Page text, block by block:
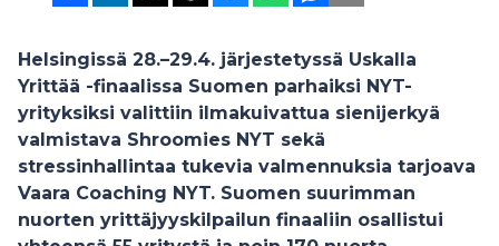
Helsingissä 28.–29.4. järjestetyssä Uskalla
Yrittää -finaalissa Suomen parhaiksi NYT-
yrityksiksi valittiin ilmakuivattua sienijerkyä
valmistava Shroomies NYT sekä
stressinhallintaa tukevia valmennuksia tarjoava
Vaara Coaching NYT. Suomen suurimman
nuorten yrittäjyyskilpailun finaaliin osallistui